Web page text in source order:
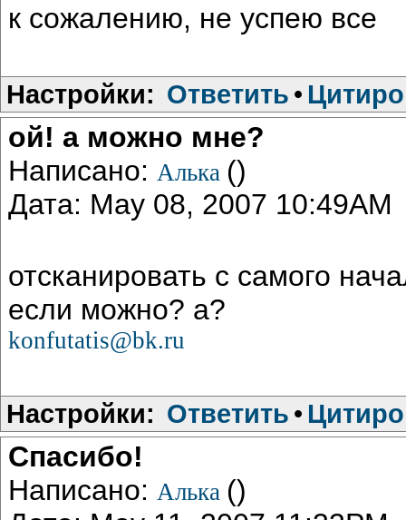
к сожалению, не успею все
Настройки: Ответить •
ой! а можно мне?
Написано: Алька ()
Дата: May 08, 2007 10:49AM
отсканировать с самого
если можно? а?
konfutatis@bk.ru
Настройки: Ответить •
Спасибо!
Написано: Алька ()